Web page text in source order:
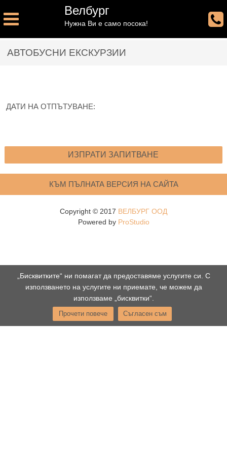
Велбург
Нужна Ви е само посока!
АВТОБУСНИ ЕКСКУРЗИИ
ДАТИ НА ОТПЪТУВАНЕ:
ИЗПРАТИ ЗАПИТВАНЕ
КЪМ ПЪЛНАТА ВЕРСИЯ НА САЙТА
Copyright © 2017 ВЕЛБУРГ ООД
Powered by ProStudio
„Бисквитките“ ни помагат да предоставяме услугите си. С
използването на услугите ни приемате, че можем да
използваме „бисквитки“.
Прочети повече Съгласен съм